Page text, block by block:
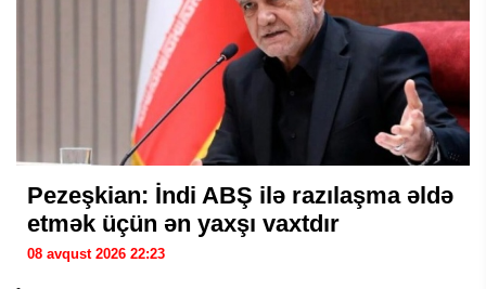
Pezeşkian: İndi ABŞ ilə razılaşma əldə
etmək üçün ən yaxşı vaxtdır
08 avqust 2026 22:23